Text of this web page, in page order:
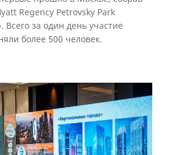
Regency Petrovsky Park
за один день участие
более 500 человек.